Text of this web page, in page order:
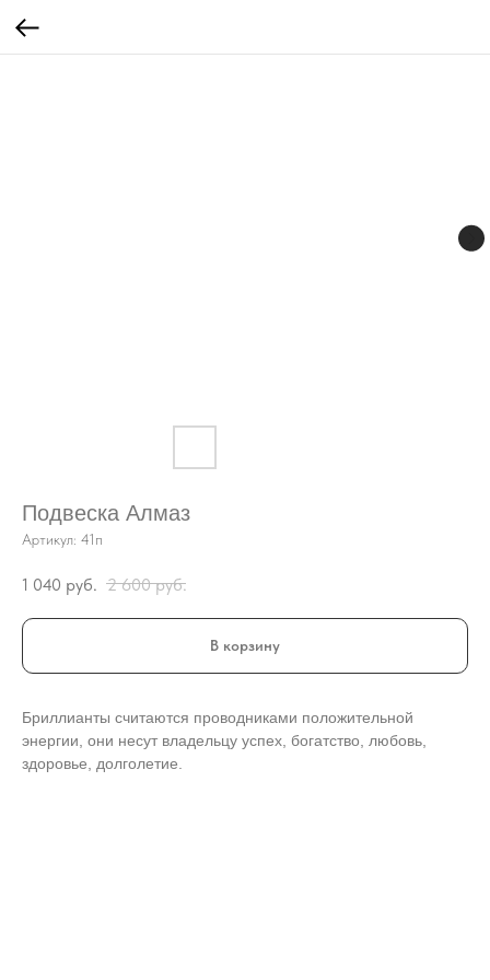
Подвеска Алмаз
Артикул: 41п
1 040 руб. 2 600 руб.
В корзину
Бриллианты считаются проводниками положительной
энергии, они несут владельцу успех, богатство, любовь,
здоровье, долголетие.